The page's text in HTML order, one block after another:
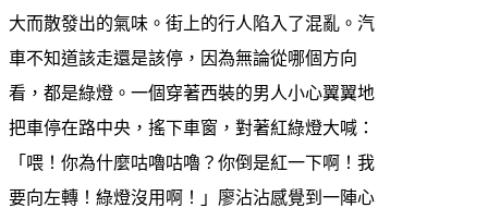
大而散發出的氣味。街上的行人陷入了混亂。汽
車不知道該走還是該停，因為無論從哪個方向
看，都是綠燈。一個穿著西裝的男人小心翼翼地
把車停在路中央，搖下車窗，對著紅綠燈大喊：
「喂！你為什麼咕嚕咕嚕？你倒是紅一下啊！我
要向左轉！綠燈沒用啊！」廖沾沾感覺到一陣心